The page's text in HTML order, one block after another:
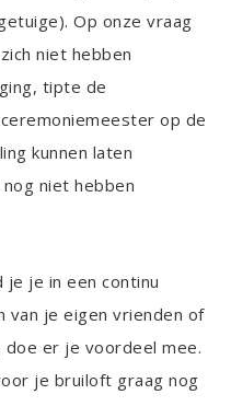
Op onze vraag
niet hebben
tipte de
op de
kunnen laten
niet hebben
je je in een continu
van je eigen vrienden of
doe er je voordeel mee.
je bruiloft graag nog